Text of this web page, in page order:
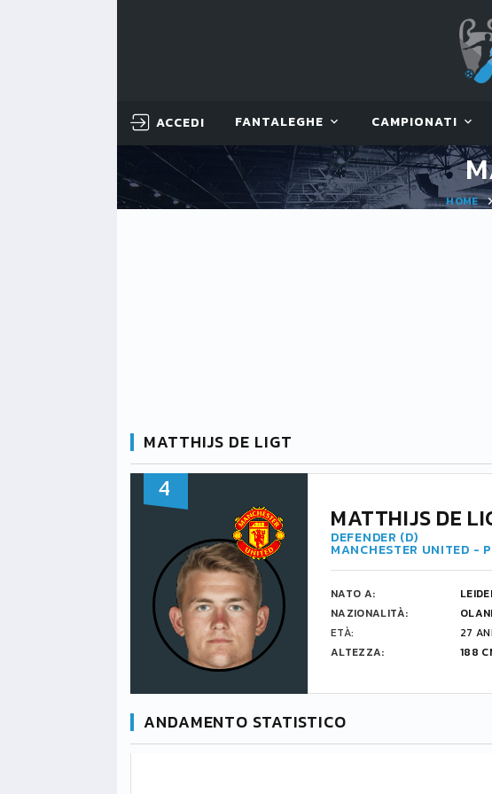
ACCEDI FANTALEGHE CAMPIONATI
HOME
MATTHIJS DE LIGT
4
MATTHIJS DE
DEFENDER (D)
MANCHESTER UNITED -
NATO A:
NAZIONALITÀ:
ETÀ:
27
ALTEZZA:
188
ANDAMENTO STATISTICO